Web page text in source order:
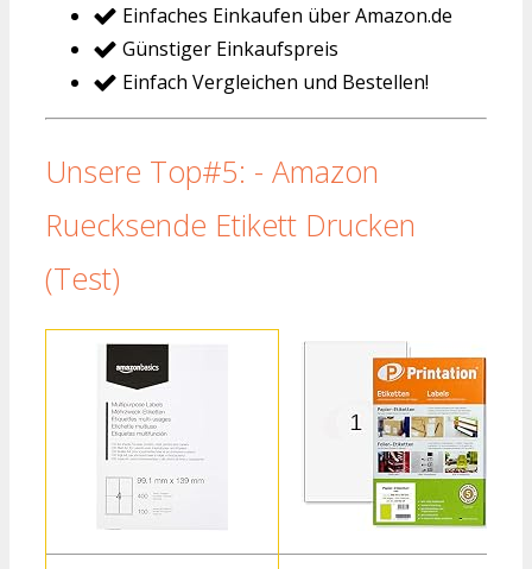
Einfaches Einkaufen über Amazon.de
Günstiger Einkaufspreis
Einfach Vergleichen und Bestellen!
Unsere Top#5: - Amazon
Ruecksende Etikett Drucken
(Test)